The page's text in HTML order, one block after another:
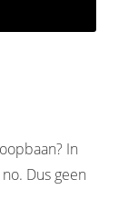
In
Dus geen